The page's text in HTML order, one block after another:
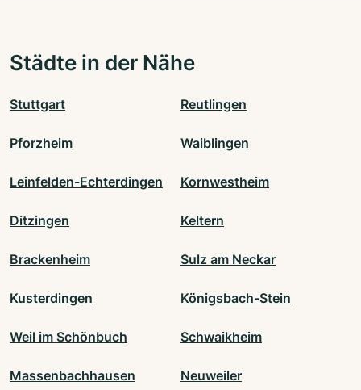
Städte in der Nähe
Stuttgart Reutlingen
Pforzheim Waiblingen
Leinfelden-Echterdingen Kornwestheim
Ditzingen Keltern
Brackenheim Sulz am Neckar
Kusterdingen Königsbach-Stein
Weil im Schönbuch Schwaikheim
Massenbachhausen Neuweiler